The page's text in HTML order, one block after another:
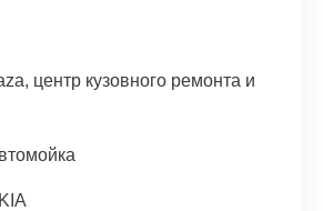
центр кузовного ремонта и